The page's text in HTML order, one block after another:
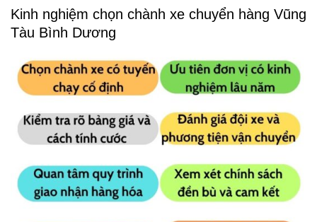
Kinh nghiệm chọn chành xe chuyển hàng Vũng
Tàu Bình Dương